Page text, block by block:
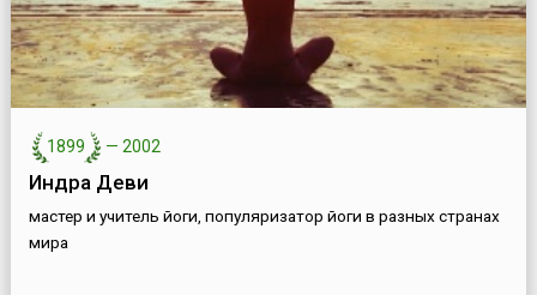
1899 — 2002
Индра Деви
мастер и учитель йоги, популяризатор йоги в разных странах
мира